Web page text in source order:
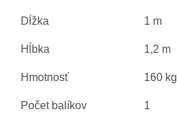
Dĺžka 1 m
Hĺbka 1,2 m
Hmotnosť 160 kg
Počet balíkov 1